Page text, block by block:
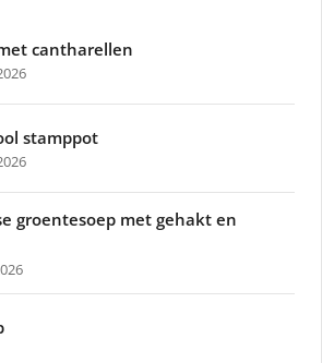
cantharellen
stamppot
groentesoep met gehakt en